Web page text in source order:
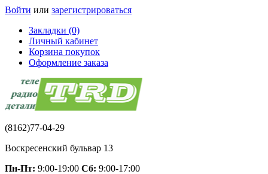
Войти или зарегистрироваться
Закладки (0)
Личный кабинет
Корзина покупок
Оформление заказа
(8162)77-04-29
Воскресенский бульвар 13
Пн-Пт: 9:00-19:00 Сб: 9:00-17:00